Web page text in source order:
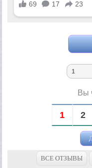
Вы
1 2
ВСЕ ОТЗЫВЫ